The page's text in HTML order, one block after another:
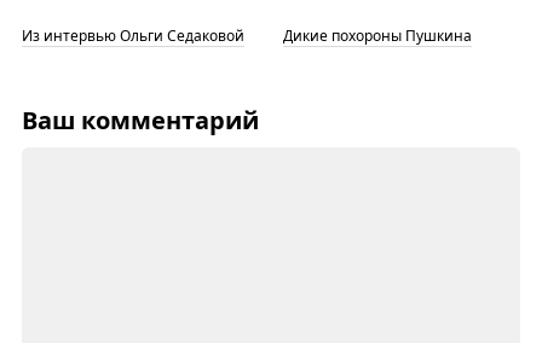
Из интервью Ольги Седаковой Дикие похороны Пушкина
Ваш комментарий